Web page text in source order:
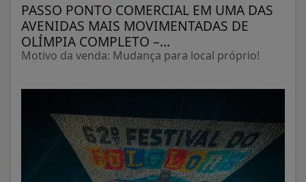
PASSO PONTO COMERCIAL EM UMA DAS
AVENIDAS MAIS MOVIMENTADAS DE
OLÍMPIA COMPLETO –...
Motivo da venda: Mudança para local próprio!